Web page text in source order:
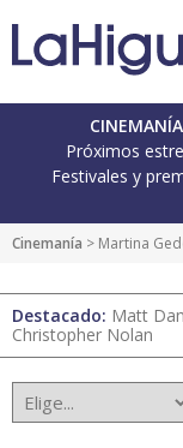
Próximos
Festivales y
Cinemanía > Martina
Destacado: Matt
Christopher Nolan